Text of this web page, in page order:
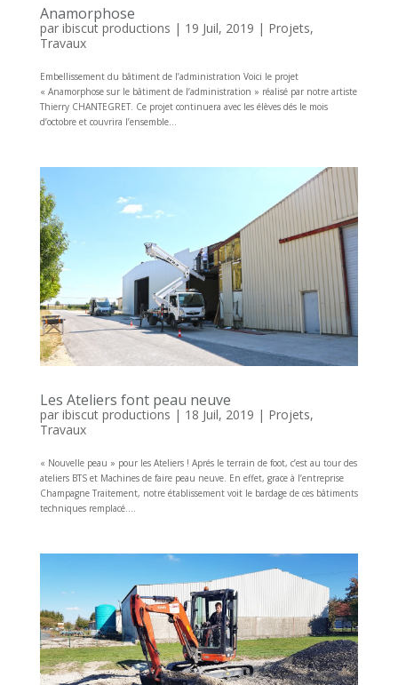
Anamorphose
par ibiscut productions | 19 Juil, 2019 | Projets,
Travaux
Embellissement du bâtiment de l’administration Voici le projet
« Anamorphose sur le bâtiment de l’administration » réalisé par notre artiste
Thierry CHANTEGRET. Ce projet continuera avec les élèves dés le mois
d’octobre et couvrira l’ensemble...
Les Ateliers font peau neuve
par ibiscut productions | 18 Juil, 2019 | Projets,
Travaux
« Nouvelle peau » pour les Ateliers ! Aprés le terrain de foot, c’est au tour des
ateliers BTS et Machines de faire peau neuve. En effet, grace à l’entreprise
Champagne Traitement, notre établissement voit le bardage de ces bâtiments
techniques remplacé....